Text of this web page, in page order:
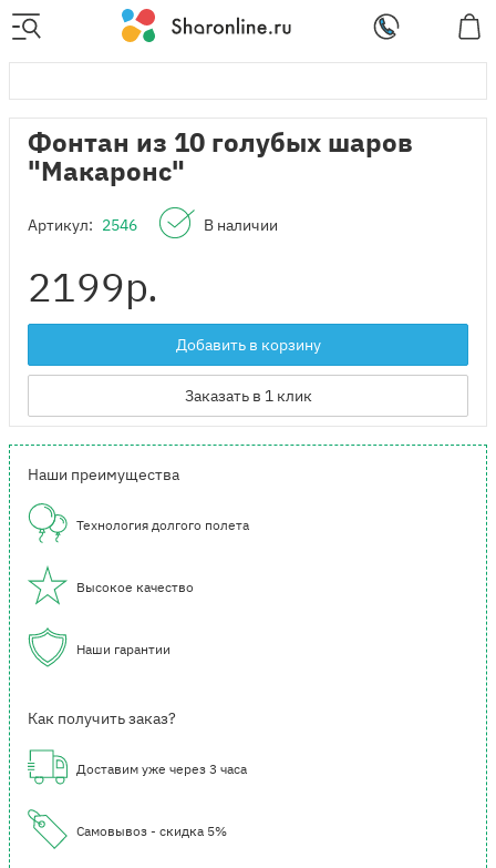
Фонтан из 10 голубых шаров
"Макаронс"
Артикул: 2546 В наличии
2199р.
Добавить в корзину
Заказать в 1 клик
Наши преимущества
Технология долгого полета
Высокое качество
Наши гарантии
Как получить заказ?
Доставим уже через 3 часа
Самовывоз - скидка 5%